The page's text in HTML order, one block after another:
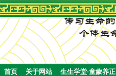
首页 关于网站 生生学堂·童蒙养正